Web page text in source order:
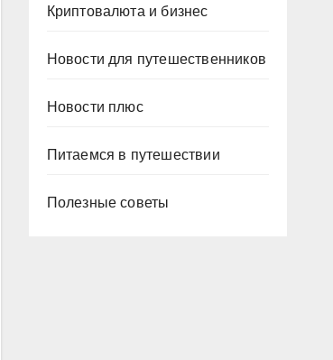
Криптовалюта и бизнес
Новости для путешественников
Новости плюс
Питаемся в путешествии
Полезные советы